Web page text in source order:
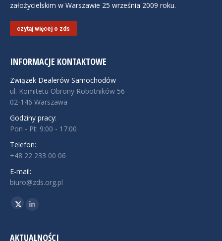
założycielskim w Warszawie 25 września 2009 roku.
czytaj więcej o zds
INFORMACJE KONTAKTOWE
Związek Dealerów Samochodów
ul. Komitetu Obrony Robotników 56
02-146 Warszawa
Godziny pracy:
Pon - Pt: 9:00 - 17:00
Telefon:
+48 22 233 00 06
E-mail:
biuro@zds.org.pl
Znajdź nas na:
TwitterLinkedin
AKTUALNOŚCI